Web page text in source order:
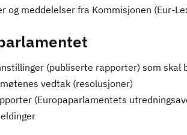
og meddelelser fra Kommisjonen (Eur-
(publiserte rapporter) som skal
vedtak (resolusjoner)
(Europaparlamentets